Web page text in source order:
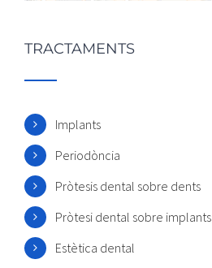
TRACTAMENTS
Implants
Periodòncia
Pròtesis dental sobre dents
Pròtesi dental sobre implants
Estètica dental